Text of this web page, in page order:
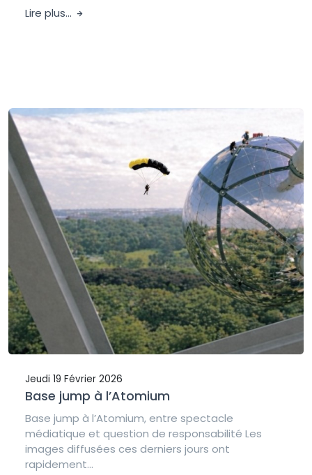
Lire plus...
Jeudi 19 Février 2026
Base jump à l’Atomium
Base jump à l’Atomium, entre spectacle
médiatique et question de responsabilité Les
images diffusées ces derniers jours ont
rapidement...